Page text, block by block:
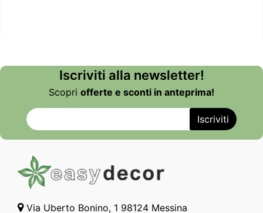
Iscriviti alla newsletter!
Scopri offerte e sconti in anteprima!
Via Uberto Bonino, 1 98124 Messina